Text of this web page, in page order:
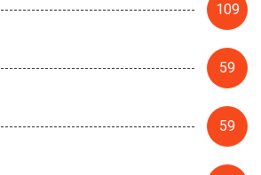
109
59
59